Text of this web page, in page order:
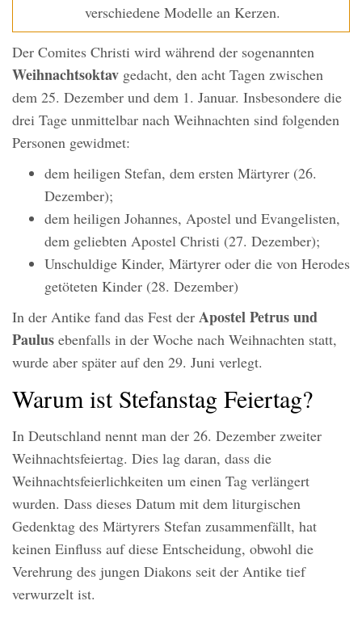
verschiedene Modelle an Kerzen.
Der Comites Christi wird während der sogenannten
Weihnachtsoktav gedacht, den acht Tagen zwischen
dem 25. Dezember und dem 1. Januar. Insbesondere die
drei Tage unmittelbar nach Weihnachten sind folgenden
Personen gewidmet:
dem heiligen Stefan, dem ersten Märtyrer (26.
Dezember);
dem heiligen Johannes, Apostel und Evangelisten,
dem geliebten Apostel Christi (27. Dezember);
Unschuldige Kinder, Märtyrer oder die von Herodes
getöteten Kinder (28. Dezember)
In der Antike fand das Fest der Apostel Petrus und
Paulus ebenfalls in der Woche nach Weihnachten statt,
wurde aber später auf den 29. Juni verlegt.
Warum ist Stefanstag Feiertag?
In Deutschland nennt man der 26. Dezember zweiter
Weihnachtsfeiertag. Dies lag daran, dass die
Weihnachtsfeierlichkeiten um einen Tag verlängert
wurden. Dass dieses Datum mit dem liturgischen
Gedenktag des Märtyrers Stefan zusammenfällt, hat
keinen Einfluss auf diese Entscheidung, obwohl die
Verehrung des jungen Diakons seit der Antike tief
verwurzelt ist.